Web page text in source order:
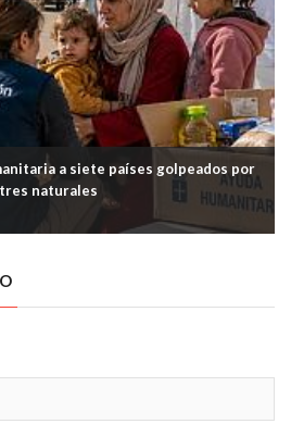
a siete países golpeados por
naturales